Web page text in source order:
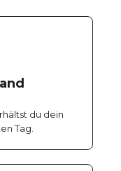
du dein
Tag.